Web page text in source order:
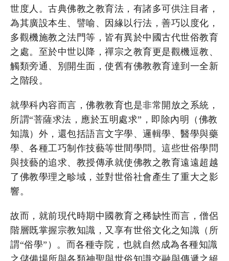
世度人。古典佛教之教育法，有諸多可供注目者，
為其廣設本生、譬喻、因緣以行法，善巧以度化，
多觀機施教之法門等，皆有異於中國古代世俗教育
之處。至於中世以降，禪宗之教育更是觀機逗教、
觸類旁通、別開生面，使舊有佛教教育達到一全新
之階段。
就學科內容而言，佛教教育也是非常開放之系統，
所謂“菩薩求法，應於五明處求”，即除內明（佛教
知識）外，還包括語言文字學、邏輯學、醫學與藥
學、各種工巧制作技藝等世間學問。這些世俗學問
與技藝的追求、教授傳承就使佛教之教育遠遠超越
了佛教學理之畛域，並對世俗社會產生了重大之影
響。
故而，就前現代時期中國教育之稀缺性而言，僧侶
階層既掌握宗教知識，又享有世俗文化之知識（所
謂“俗學”）。而各種寺院，也就自然成為各種知識
之儲備場所與各類神聖與世俗知識交融與傳遞之絕